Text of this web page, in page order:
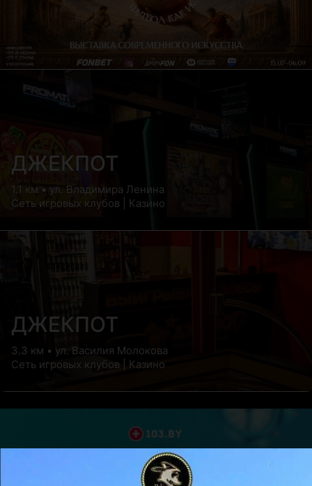
ДЖЕКПОТ
1.1 км • ул. Владимира Ленина
Сеть игровых клубов | Казино
ДЖЕКПОТ
3.3 км • ул. Василия Молокова
Сеть игровых клубов | Казино